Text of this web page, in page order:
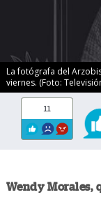
La fotógrafa del
viernes. (Foto:
11
Wendy Morales,